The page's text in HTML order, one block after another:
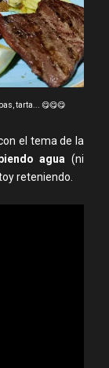
tarta... 😋😋😋
el tema de la
agua (ni
reteniendo.